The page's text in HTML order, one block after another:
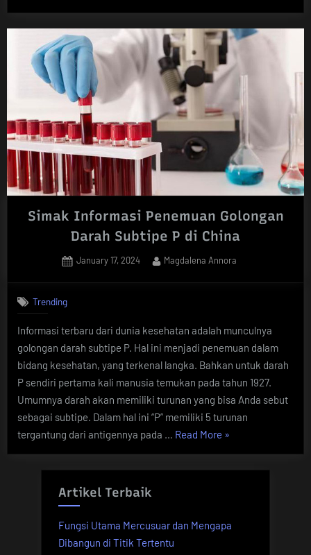
U23
Tembus
Semifinal
Piala
Asia
U23
2024”
Simak Informasi Penemuan Golongan
Darah Subtipe P di China
Posted
January 17, 2024 By
Magdalena Annora
Trending
Informasi terbaru dari dunia kesehatan adalah munculnya
golongan darah subtipe P. Hal ini menjadi penemuan dalam
bidang kesehatan, yang terkenal langka. Bahkan untuk darah
P sendiri pertama kali manusia temukan pada tahun 1927.
Umumnya darah akan memiliki turunan yang bisa Anda sebut
sebagai subtipe. Dalam hal ini “P” memiliki 5 turunan
tergantung dari antigennya pada … Read More “Simak
Penemuan
»
Artikel Terbaik
Fungsi Utama Mercusuar dan Mengapa
Dibangun di Titik Tertentu